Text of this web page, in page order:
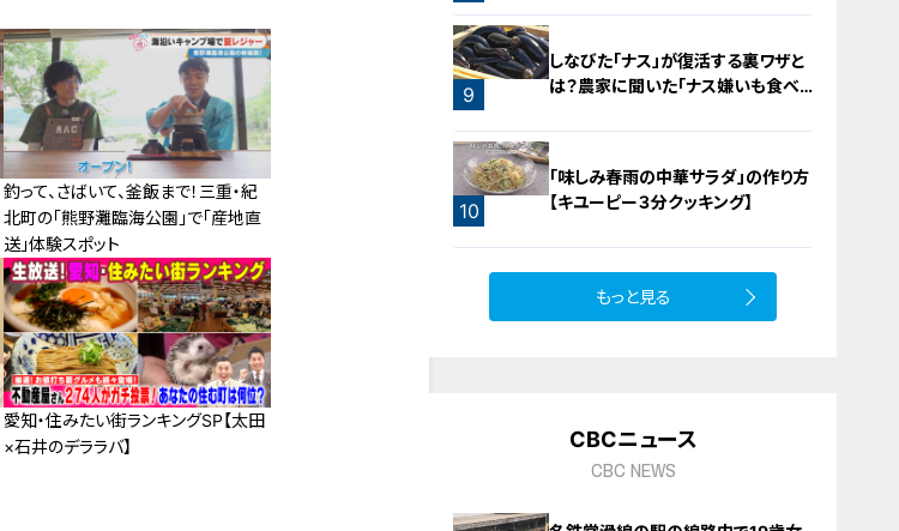
釣って、さばいて、釜飯まで！三重・紀
北町の「熊野灘臨海公園」で「産地直
送」体験スポット
愛知・住みたい街ランキングSP【太田
×石井のデララバ】
7
9
しなびた「ナス」が復活する裏ワザと
は？農家に聞いた「ナス嫌いも食べ
10
「味しみ春雨の中華サラダ」の作り方
【キユーピー３分クッキング】
もっと見る
CBCニュース
CBC NEWS